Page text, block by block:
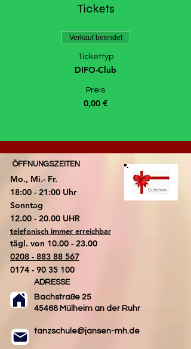
Tickets
Verkauf beendet
Tickettyp
DIFO-Club
Preis
0,00 €
ÖFFNUNGSZEITEN
Mo., Mi.- Fr.
18:00 - 21:00 Uhr
​Sonntag
​12.00 - 20.00 UHR
telefonisch immer erreichbar
tägl. von 10.00 - 23.00
0208 - 883 88 567
0174 - 90 35 100
ADRESSE
Bachstraße 25
45468 Mülheim an der Ruhr
tanzschule@jansen-mh.de